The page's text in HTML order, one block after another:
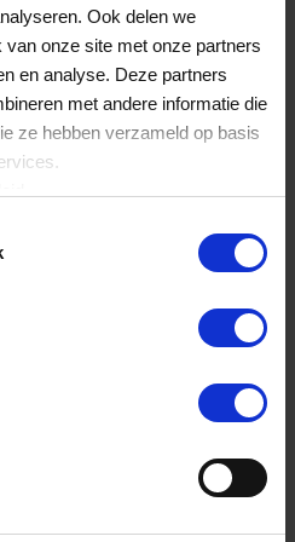
Ook delen we
onze site met onze partners
en analyse. Deze partners
met andere informatie die
ze hebben verzameld op basis
ervoor dat
stad blijven. Dat versterkt
stimuleert samenwerking
Haagse versie geeft
doordat het ontwerp
zijn afgestemd op de
binding met de
is voor zowel inwoners